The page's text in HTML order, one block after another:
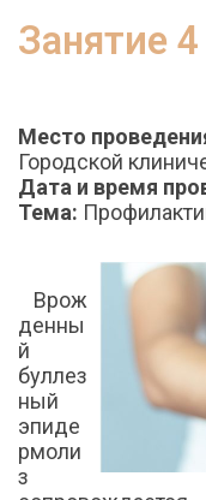
Занятие
Место
Городской
Дата и время
Тема:
Врож
денны
й
буллез
ный
эпиде
рмоли
з